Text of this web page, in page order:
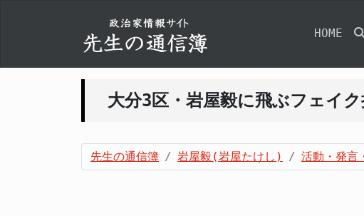
HOME
大分3区・岩屋毅に飛ぶフェイ
先生の通信簿 岩屋毅(岩屋たけし) 活動・発言